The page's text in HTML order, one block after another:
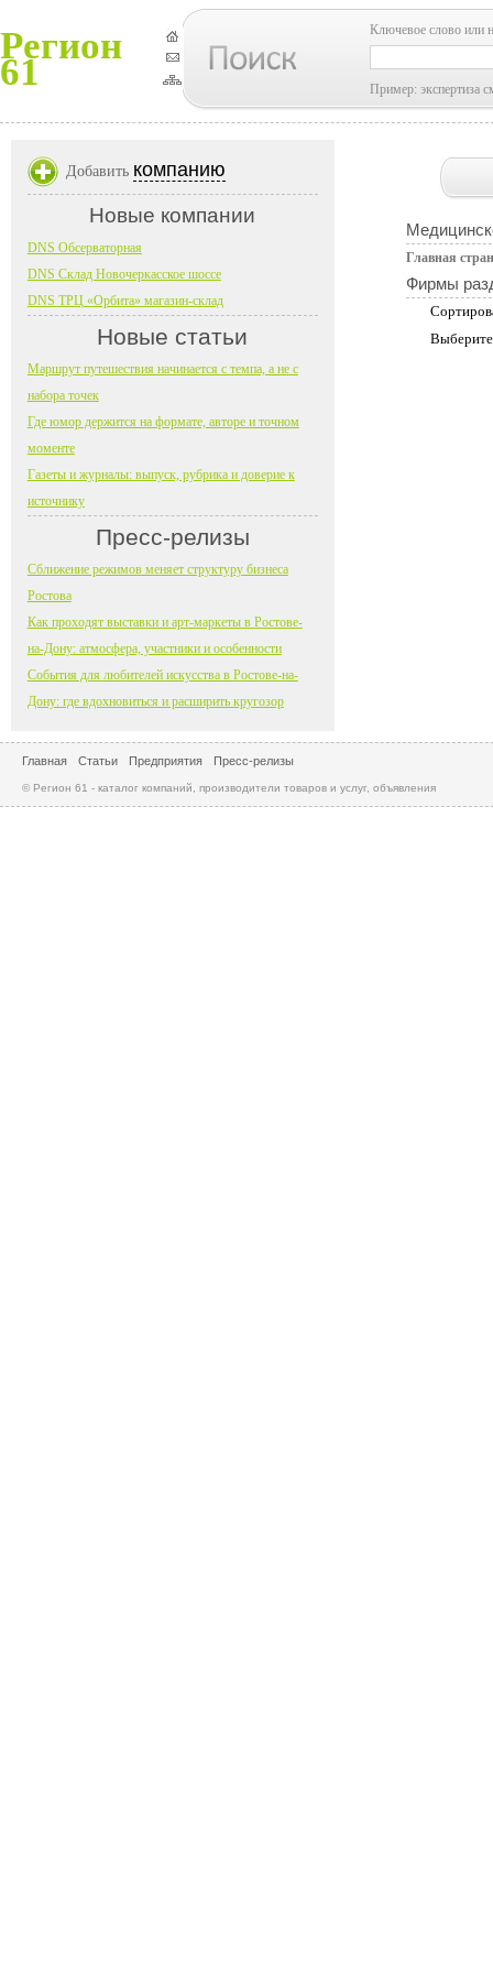
Регион
61
Ключевое слово или
Пример: экспертиза
Главная
Фирмы
Добавить компанию
Новые компании
DNS Обсерваторная
DNS Склад Новочеркасское шоссе
DNS ТРЦ «Орбита» магазин-склад
Новые статьи
Маршрут путешествия начинается с темпа, а не с
набора точек
Где юмор держится на формате, авторе и точном
моменте
Газеты и журналы: выпуск, рубрика и доверие к
источнику
Пресс-релизы
Сближение режимов меняет структуру бизнеса
Ростова
Как проходят выставки и арт-маркеты в Ростове-
на-Дону: атмосфера, участники и особенности
События для любителей искусства в Ростове-на-
Дону: где вдохновиться и расширить кругозор
Главная Статьи Предприятия Пресс-релизы
© Регион 61 - каталог компаний, производители товаров и услуг, объявления